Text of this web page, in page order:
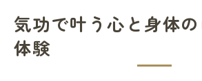
気功で叶う心と身体
体験